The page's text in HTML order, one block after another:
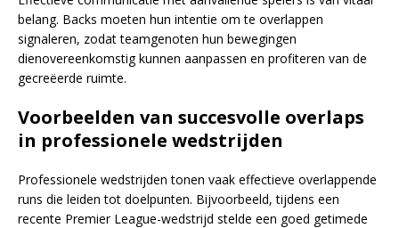
belang. Backs moeten hun intentie om te overlappen
signaleren, zodat teamgenoten hun bewegingen
dienovereenkomstig kunnen aanpassen en profiteren van de
gecreëerde ruimte.
Voorbeelden van succesvolle overlaps
in professionele wedstrijden
Professionele wedstrijden tonen vaak effectieve overlappende
runs die leiden tot doelpunten. Bijvoorbeeld, tijdens een
recente Premier League-wedstrijd stelde een goed getimede